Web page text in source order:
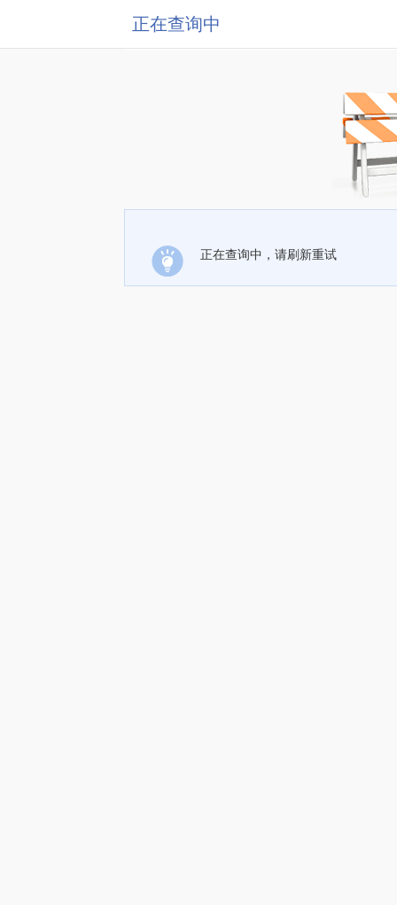
正在查询中
正在查询中，请刷新重试